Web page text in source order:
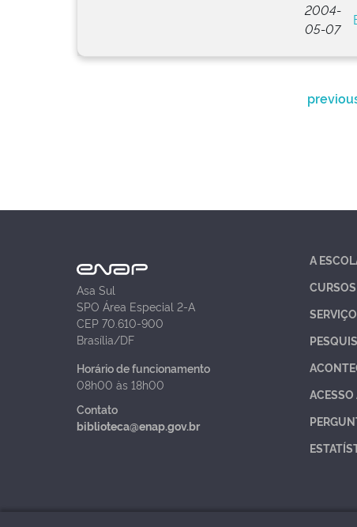
2004-
05-07
Asa Sul
SPO Área Especial 2-A
CEP 70.610-900
Brasília/DF
Horário de funcionamento
08h00 às 18h00
Contato
biblioteca@enap.gov.br
A
CURSOS